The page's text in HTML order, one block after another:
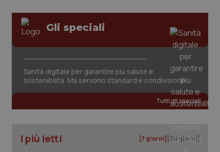
Gli speciali
Sanità digitale per garantire più salute e
sostenibilità. Ma servono standard e condivisione
Tutti gli speciali
I più letti [7 giorni] [30 giorni]
2
www.quotidianosanita.it
_ga
1